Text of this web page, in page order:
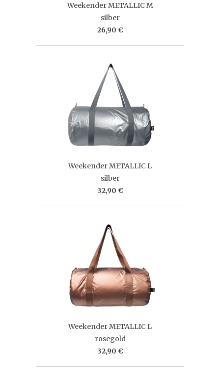
Weekender METALLIC M
silber
26,90 €
Weekender METALLIC L
silber
32,90 €
Weekender METALLIC L
rosegold
32,90 €